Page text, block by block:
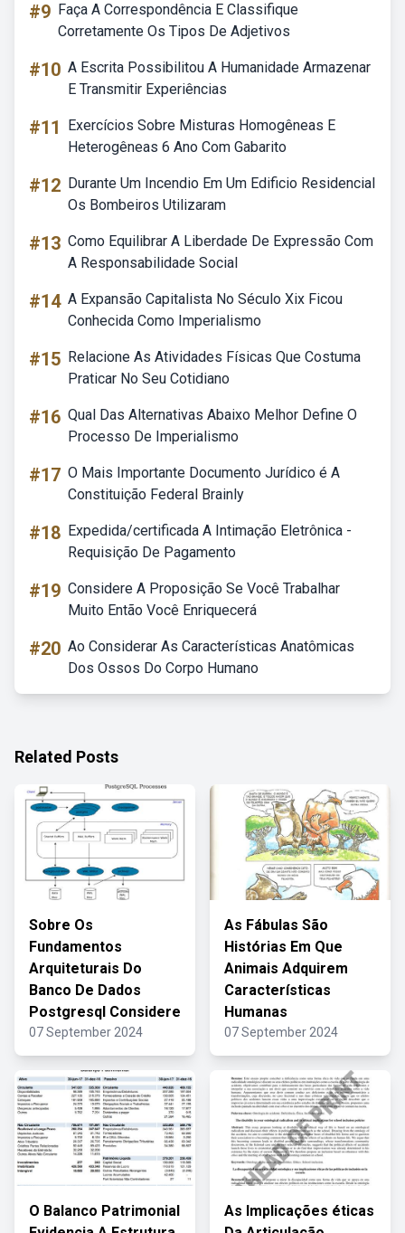
#9 Faça A Correspondência E Classifique
Corretamente Os Tipos De Adjetivos
#10 A Escrita Possibilitou A Humanidade Armazenar
E Transmitir Experiências
#11
Exercícios Sobre Misturas Homogêneas E
Heterogêneas 6 Ano Com Gabarito
#12 Durante Um Incendio Em Um Edificio Residencial
Os Bombeiros Utilizaram
#13 Como Equilibrar A Liberdade De Expressão Com
A Responsabilidade Social
#14 A Expansão Capitalista No Século Xix Ficou
Conhecida Como Imperialismo
#15 Relacione As Atividades Físicas Que Costuma
Praticar No Seu Cotidiano
#16 Qual Das Alternativas Abaixo Melhor Define O
Processo De Imperialismo
#17 O Mais Importante Documento Jurídico é A
Constituição Federal Brainly
#18 Expedida/certificada A Intimação Eletrônica -
Requisição De Pagamento
#19 Considere A Proposição Se Você Trabalhar
Muito Então Você Enriquecerá
#20 Ao Considerar As Características Anatômicas
Dos Ossos Do Corpo Humano
Related Posts
Sobre Os
Fundamentos
Arquiteturais Do
Banco De Dados
Postgresql Considere
07 September 2024
As Fábulas São
Histórias Em Que
Animais Adquirem
Características
Humanas
07 September 2024
O Balanco Patrimonial
As Implicações éticas